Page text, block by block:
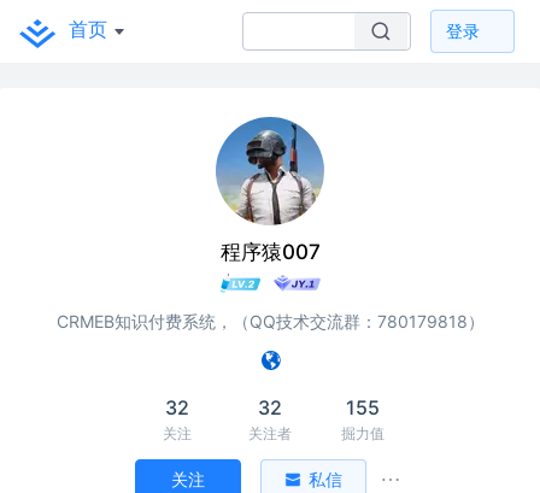
首页 登录
程序猿007
CRMEB知识付费系统，（QQ技术交流群：780179818）
32
关注
32
关注者
155
掘力值
关注 私信